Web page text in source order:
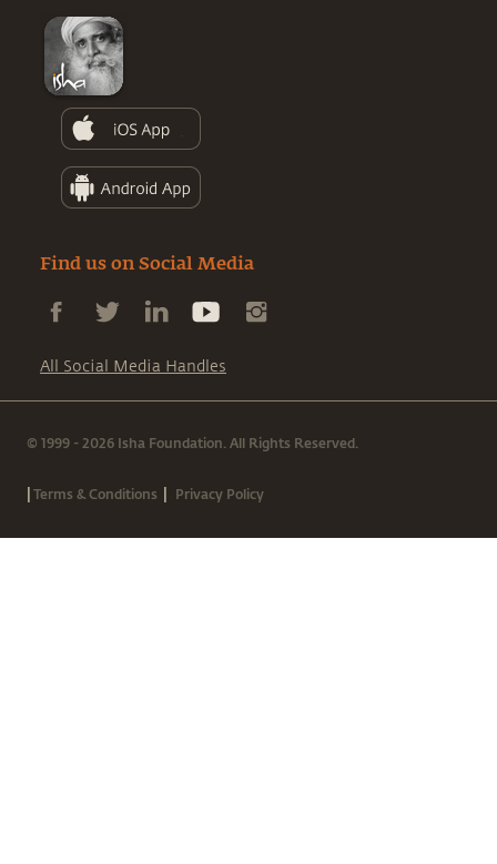
Find us on Social Media
All Social Media Handles
© 1999 - 2026 Isha Foundation. All Rights Reserved.
|Terms & Conditions | Privacy Policy